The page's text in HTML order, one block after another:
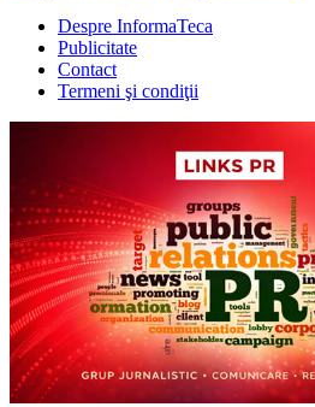
Despre InformaTeca
Publicitate
Contact
Termeni şi condiţii